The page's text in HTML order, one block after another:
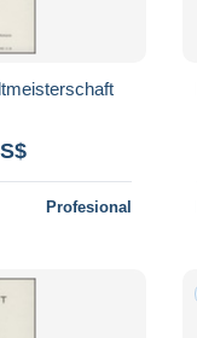
Profesional